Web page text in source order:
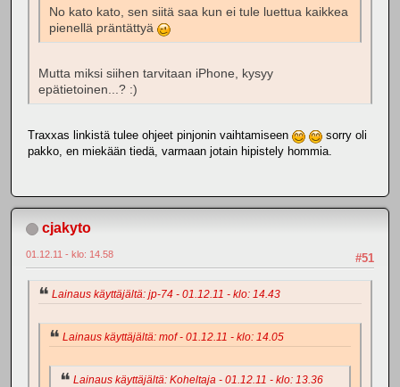
No kato kato, sen siitä saa kun ei tule luettua kaikkea
pienellä präntättyä
Mutta miksi siihen tarvitaan iPhone, kysyy
epätietoinen...? :)
Traxxas linkistä tulee ohjeet pinjonin vaihtamiseen
sorry oli
pakko, en miekään tiedä, varmaan jotain hipistely hommia.
cjakyto
#51
01.12.11 - klo: 14.58
Lainaus käyttäjältä: jp-74 - 01.12.11 - klo: 14.43
Lainaus käyttäjältä: mof - 01.12.11 - klo: 14.05
Lainaus käyttäjältä: Koheltaja - 01.12.11 - klo: 13.36